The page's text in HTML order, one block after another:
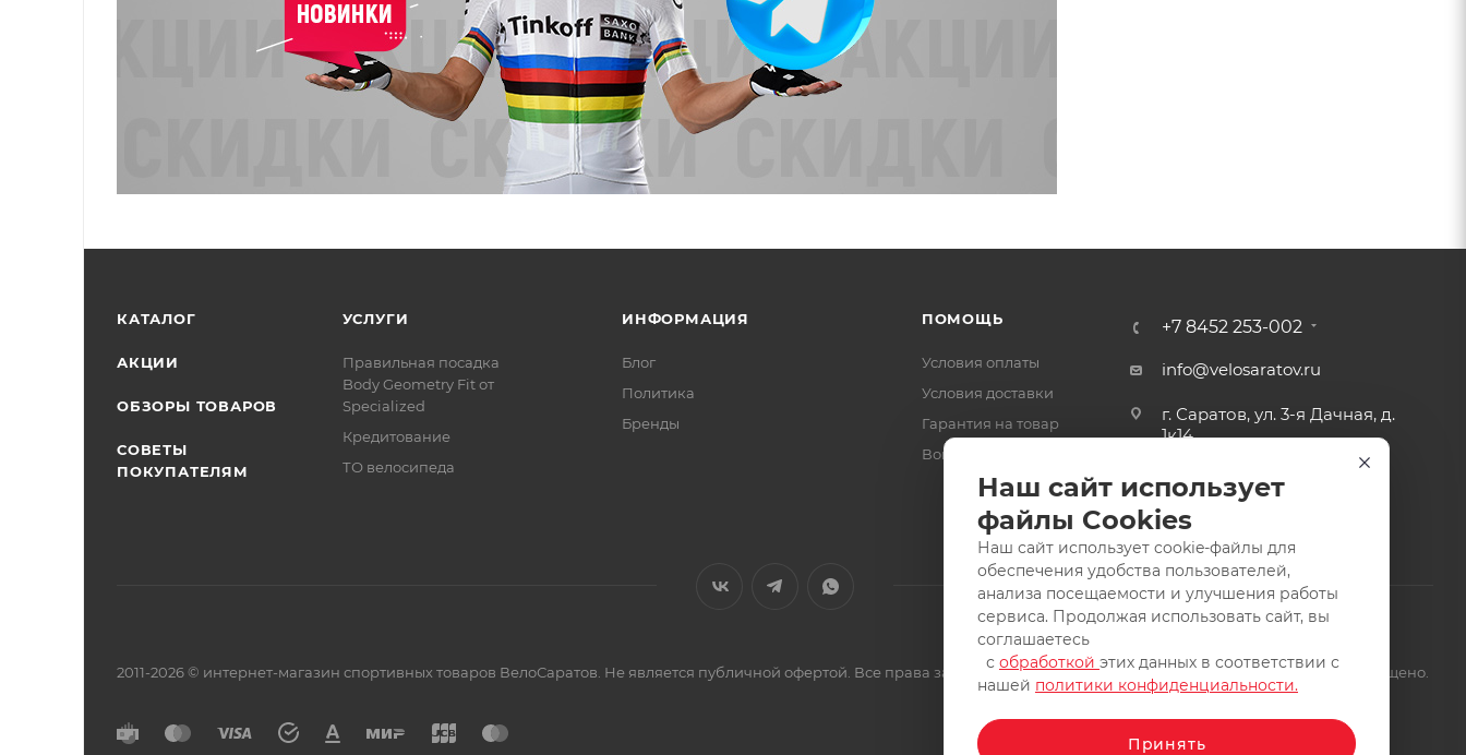
КАТАЛОГ
АКЦИИ
ОБЗОРЫ ТОВАРОВ
СОВЕТЫ
ПОКУПАТЕЛЯМ
УСЛУГИ
Правильная посадка
Body Geometry Fit от
Specialized
Кредитование
ТО велосипеда
ИНФОРМАЦИЯ
Блог
Политика
Бренды
ПОМОЩЬ
Условия оплаты
Условия доставки
Гарантия на товар
Вопрос-ответ
+7 8452 253-002
info@velosaratov.ru
г. Саратов, ул. 3-я Дачная, д.
1к14
2011-2026 © интернет-магазин спортивных товаров ВелоСаратов. Не является публичной офертой. Все права защищены. Заимствование материалов и фотографий запрещено.
Наш сайт использует
файлы Cookies
Наш сайт использует cookie-файлы для
обеспечения удобства пользователей,
анализа посещаемости и улучшения работы
сервиса. Продолжая использовать сайт, вы
соглашаетесь
с обработкой этих данных в соответствии с
нашей политики конфиденциальности.
Принять